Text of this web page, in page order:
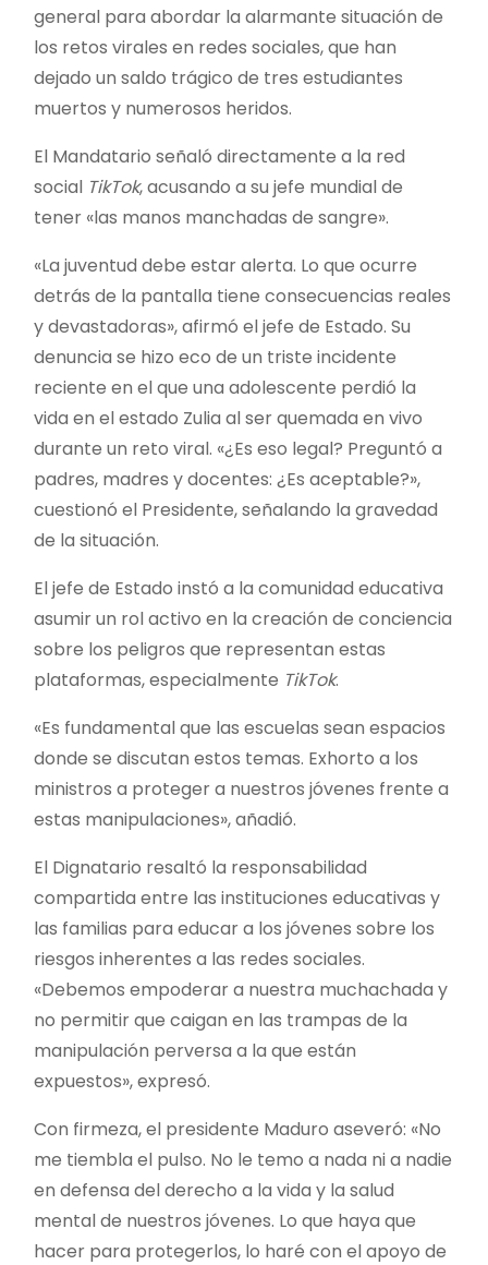
general para abordar la alarmante situación de
los retos virales en redes sociales, que han
dejado un saldo trágico de tres estudiantes
muertos y numerosos heridos.
El Mandatario señaló directamente a la red
social TikTok, acusando a su jefe mundial de
tener «las manos manchadas de sangre».
«La juventud debe estar alerta. Lo que ocurre
detrás de la pantalla tiene consecuencias reales
y devastadoras», afirmó el jefe de Estado. Su
denuncia se hizo eco de un triste incidente
reciente en el que una adolescente perdió la
vida en el estado Zulia al ser quemada en vivo
durante un reto viral. «¿Es eso legal? Preguntó a
padres, madres y docentes: ¿Es aceptable?»,
cuestionó el Presidente, señalando la gravedad
de la situación.
El jefe de Estado instó a la comunidad educativa
asumir un rol activo en la creación de conciencia
sobre los peligros que representan estas
plataformas, especialmente TikTok.
«Es fundamental que las escuelas sean espacios
donde se discutan estos temas. Exhorto a los
ministros a proteger a nuestros jóvenes frente a
estas manipulaciones», añadió.
El Dignatario resaltó la responsabilidad
compartida entre las instituciones educativas y
las familias para educar a los jóvenes sobre los
riesgos inherentes a las redes sociales.
«Debemos empoderar a nuestra muchachada y
no permitir que caigan en las trampas de la
manipulación perversa a la que están
expuestos», expresó.
Con firmeza, el presidente Maduro aseveró: «No
me tiembla el pulso. No le temo a nada ni a nadie
en defensa del derecho a la vida y la salud
mental de nuestros jóvenes. Lo que haya que
hacer para protegerlos, lo haré con el apoyo de